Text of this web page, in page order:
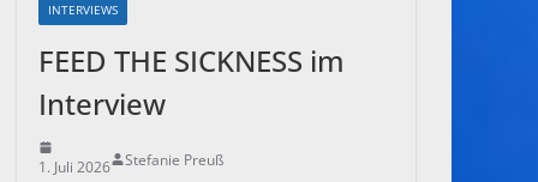
INTERVIEWS
FEED THE SICKNESS im
Interview
1. Juli 2026 Stefanie Preuß